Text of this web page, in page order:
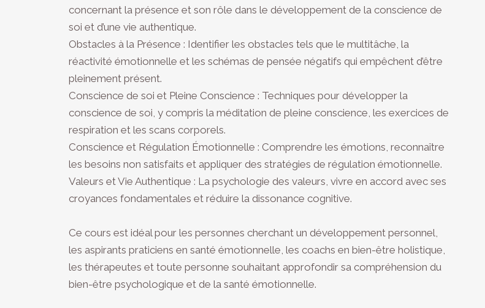
concernant la présence et son rôle dans le développement de la conscience de
soi et d’une vie authentique.
Obstacles à la Présence : Identifier les obstacles tels que le multitâche, la
réactivité émotionnelle et les schémas de pensée négatifs qui empêchent d’être
pleinement présent.
Conscience de soi et Pleine Conscience : Techniques pour développer la
conscience de soi, y compris la méditation de pleine conscience, les exercices de
respiration et les scans corporels.
Conscience et Régulation Émotionnelle : Comprendre les émotions, reconnaître
les besoins non satisfaits et appliquer des stratégies de régulation émotionnelle.
Valeurs et Vie Authentique : La psychologie des valeurs, vivre en accord avec ses
croyances fondamentales et réduire la dissonance cognitive.
Ce cours est idéal pour les personnes cherchant un développement personnel,
les aspirants praticiens en santé émotionnelle, les coachs en bien-être holistique,
les thérapeutes et toute personne souhaitant approfondir sa compréhension du
bien-être psychologique et de la santé émotionnelle.